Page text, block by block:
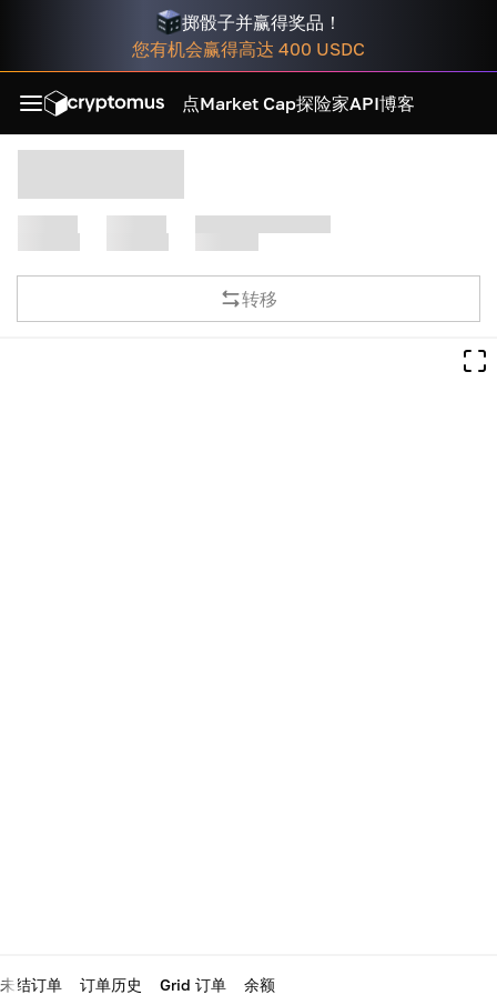
掷骰子并赢得奖品！
您有机会赢得高达 400 USDC
点Market Cap探险家API博客
转移
未结订单 订单历史 Grid 订单 余额